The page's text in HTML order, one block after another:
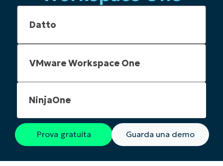
NinjaOne
Prova gratuita Guarda una demo